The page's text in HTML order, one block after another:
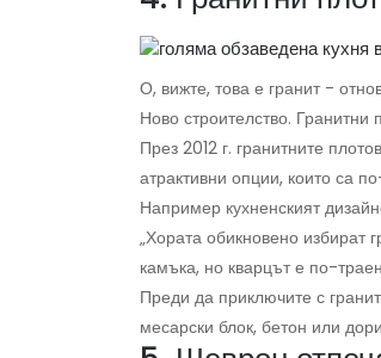
О, вижте, това е гранит -
Ново строителство. Гранитни
През 2012 г. гранитните
атрактивни опции, които са
Например кухненският
„Хората обикновено избират
камъка, но кварцът е по-
Преди да приключите с
месарски блок, бетон или